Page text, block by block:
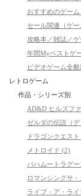
おすすめのゲーム
セール関連（ゲ
攻略本／雑誌／
年間Myベストゲ
ビデオゲーム全
レトロゲーム
作品・シリーズ別
AD&D ヒルズフ
ゼルダの伝説（
ドラゴンクエス
メトロイド (2)
バハムートラグー
ロマンシングサ
ライブ・ア・ライ